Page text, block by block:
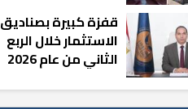
قفزة كبيرة بصناديق
الاستثمار خلال الربع
الثاني من عام 2026